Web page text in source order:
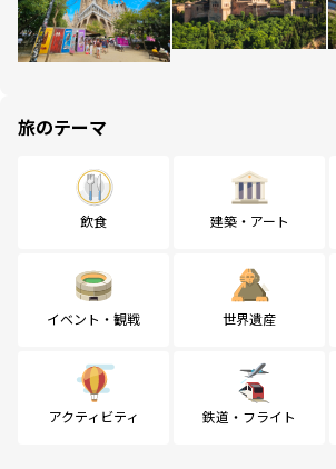
旅のテーマ
飲食 建築・アート
イベント・観戦 世界遺産
アクティビティ 鉄道・フライト